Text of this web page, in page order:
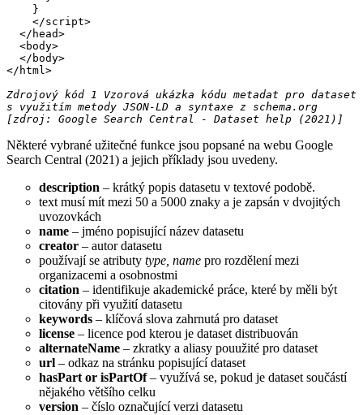
Zdrojový kód 1 Vzorová ukázka kódu metadat pro dataset
s využitím metody JSON-LD a syntaxe z schema.org
[zdroj: Google Search Central - Dataset help (2021)]
Některé vybrané užitečné funkce jsou popsané na webu Google
Search Central (2021) a jejich příklady jsou uvedeny.
description – krátký popis datasetu v textové podobě.
text musí mít mezi 50 a 5000 znaky a je zapsán v dvojitých
uvozovkách
name – jméno popisující název datasetu
creator – autor datasetu
používají se atributy type, name pro rozdělení mezi
organizacemi a osobnostmi
citation – identifikuje akademické práce, které by měli být
citovány při využití datasetu
keywords – klíčová slova zahrnutá pro dataset
license – licence pod kterou je dataset distribuován
alternateName – zkratky a aliasy pouužité pro dataset
url – odkaz na stránku popisující dataset
hasPart or isPartOf– využívá se, pokud je dataset součástí
nějakého většího celku
version – číslo označující verzi datasetu